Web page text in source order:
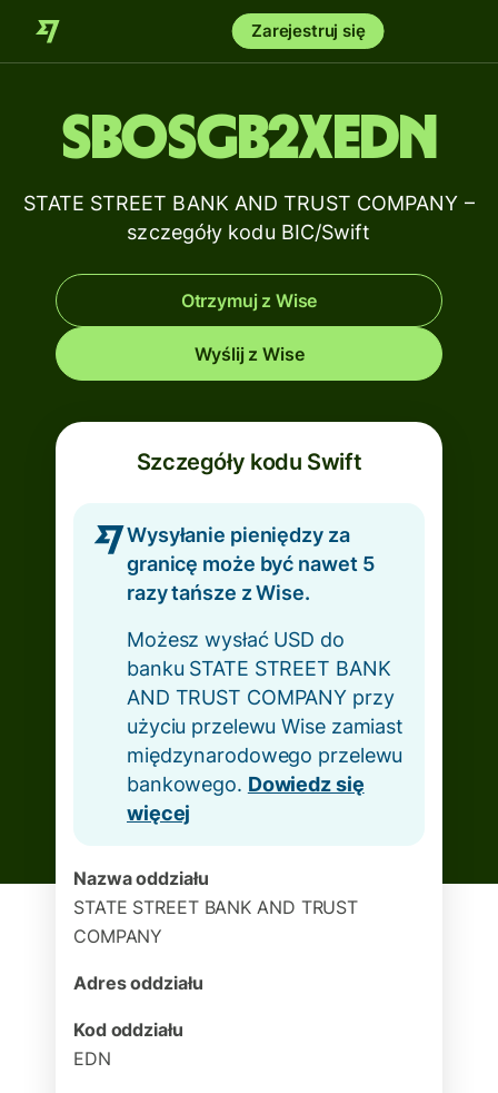
Zarejestruj się
SBOSGB2XEDN
STATE STREET BANK AND TRUST COMPANY –
szczegóły kodu BIC/Swift
Otrzymuj z Wise
Wyślij z Wise
Szczegóły kodu Swift
Wysyłanie pieniędzy za
granicę może być nawet 5
razy tańsze z Wise.
Możesz wysłać USD do
banku STATE STREET BANK
AND TRUST COMPANY przy
użyciu przelewu Wise zamiast
międzynarodowego przelewu
bankowego. Dowiedz się
więcej
Nazwa oddziału
STATE STREET BANK AND TRUST
COMPANY
Adres oddziału
Kod oddziału
EDN